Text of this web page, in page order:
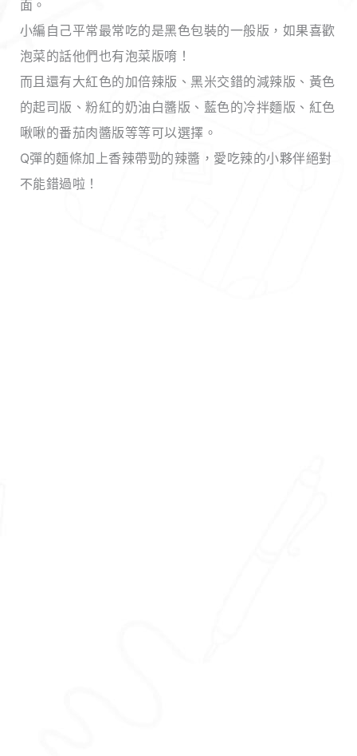
面。
小編自己平常最常吃的是黑色包裝的一般版，如果喜歡
泡菜的話他們也有泡菜版唷！
而且還有大紅色的加倍辣版、黑米交錯的減辣版、黃色
的起司版、粉紅的奶油白醬版、藍色的冷拌麵版、紅色
啾啾的番茄肉醬版等等可以選擇。
Q彈的麵條加上香辣帶勁的辣醬，愛吃辣的小夥伴絕對
不能錯過啦！